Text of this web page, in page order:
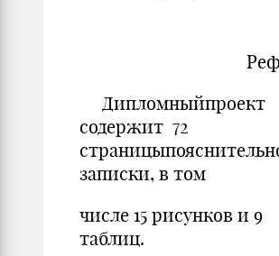
Дипломныйпроект
содержит 72
записки, в том
числе 15 рисунков и 9
таблиц.